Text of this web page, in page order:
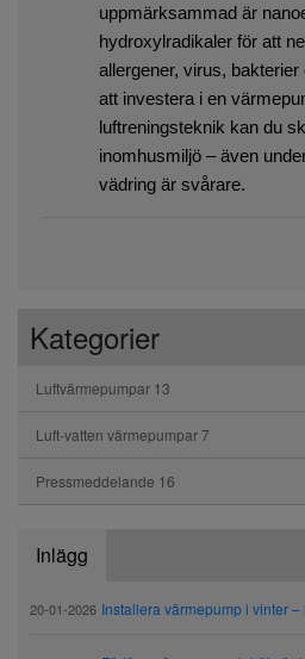
uppmärksammad är
hydroxylradikaler för att
allergener, virus, bakterier
att investera i en
luftreningsteknik kan du
inomhusmiljö – även
vädring är svårare.
Kategorier
Luftvärmepumpar 13
Luft-vatten värmepumpar7
Pressmeddelande 16
Inlägg
20-01-2026 Installera värmepump i vinter